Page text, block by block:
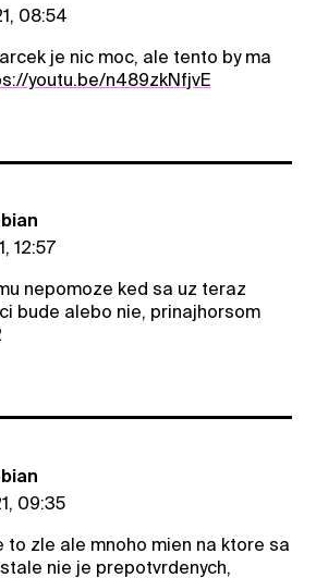
08:54
je nic moc, ale tento by ma
youtu.be/n489zkNfjvE
12:57
nepomoze ked sa uz teraz
bude alebo nie, prinajhorsom
09:35
to zle ale mnoho mien na ktore sa
nie je prepotvrdenych,